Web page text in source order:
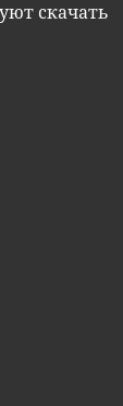
скачать